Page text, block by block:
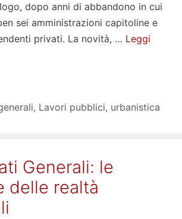
dopo anni di abbandono in cui
sei amministrazioni capitoline e
privati. La novità, … Leggi
, Lavori pubblici, urbanistica
Generali: le
delle realtà